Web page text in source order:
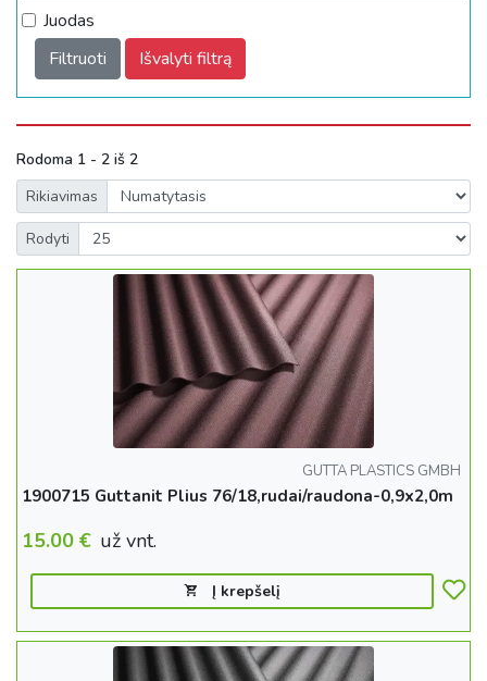
Juodas
Filtruoti
Išvalyti filtrą
Rodoma 1 - 2 iš 2
Rikiavimas
Rodyti
GUTTA PLASTICS GMBH
1900715 Guttanit Plius 76/18,rudai/raudona-0,9x2,0m
15.00 € už vnt.
Į krepšelį